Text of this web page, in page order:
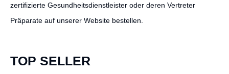
zertifizierte Gesundheitsdienstleister oder deren Vertreter
Präparate auf unserer Website bestellen.
TOP SELLER